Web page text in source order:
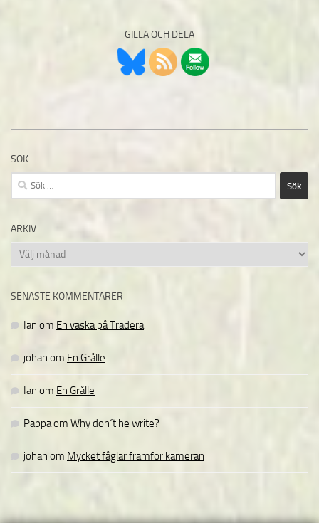
GILLA OCH DELA
SÖK
Sök
efter:
ARKIV
Arkiv
SENASTE KOMMENTARER
Ian om En väska på Tradera
johan om En Grålle
Ian om En Grålle
Pappaom Why don´t he write?
johan om Mycket fåglar framför kameran